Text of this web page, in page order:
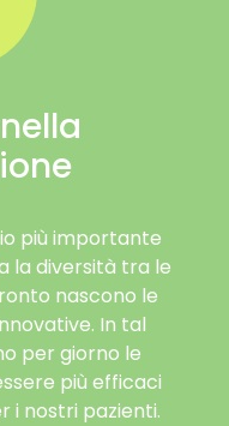
più importante
la diversità tra le
nascono le
In tal
per giorno le
più efficaci
i nostri pazienti.